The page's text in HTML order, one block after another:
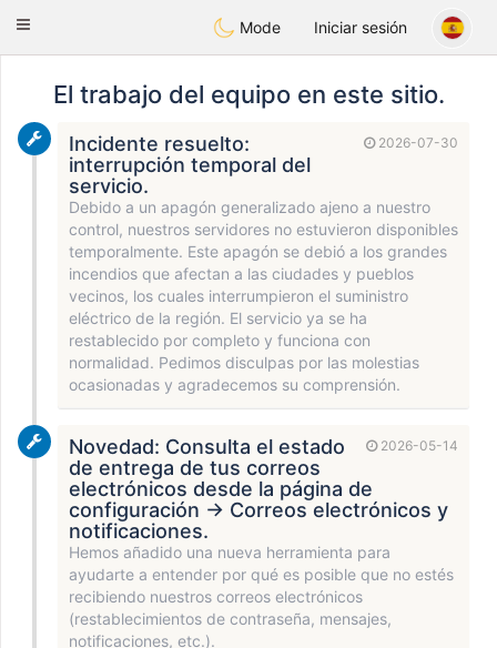
Animour
Toggle
Mode Iniciar sesión
El trabajo del equipo en este sitio.
2026-07-30
Incidente resuelto:
interrupción temporal del
servicio.
Debido a un apagón generalizado ajeno a nuestro
control, nuestros servidores no estuvieron disponibles
temporalmente. Este apagón se debió a los grandes
incendios que afectan a las ciudades y pueblos
vecinos, los cuales interrumpieron el suministro
eléctrico de la región. El servicio ya se ha
restablecido por completo y funciona con
normalidad. Pedimos disculpas por las molestias
ocasionadas y agradecemos su comprensión.
2026-05-14
Novedad: Consulta el estado
de entrega de tus correos
electrónicos desde la página de
configuración → Correos electrónicos y
notificaciones.
Hemos añadido una nueva herramienta para
ayudarte a entender por qué es posible que no estés
recibiendo nuestros correos electrónicos
(restablecimientos de contraseña, mensajes,
notificaciones, etc.).